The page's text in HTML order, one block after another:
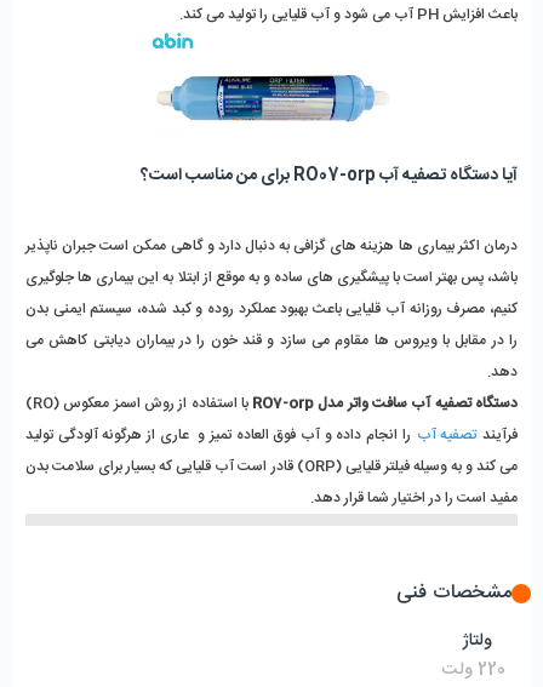
باعث افزایش PH آب می شود و آب قلیایی را تولید می کند.
آیا دستگاه تصفیه آب RO07-orp برای من مناسب است؟
درمان اکثر بیماری ها هزینه های گزافی به دنبال دارد و گاهی ممکن است جبران ناپذیر
باشد، پس بهتر است با پیشگیری های ساده و به موقع از ابتلا به این بیماری ها جلوگیری
کنیم، مصرف روزانه آب قلیایی باعث بهبود عملکرد روده و کبد شده، سیستم ایمنی بدن
را در مقابل با ویروس ها مقاوم می سازد و قند خون را در بیماران دیابتی کاهش می
دهد.
دستگاه تصفیه آب سافت واتر مدل RO7-orp
با استفاده از روش اسمز معکوس (RO)
فرآیند تصفیه آب را انجام داده و آب فوق العاده تمیز و عاری از هرگونه آلودگی تولید
می کند و به وسیله فیلتر قلیایی (ORP) قادر است آب قلیایی که بسیار برای سلامت بدن
مفید است را در اختیار شما قرار دهد.
مشخصات فنی
ولتاژ
220 ولت